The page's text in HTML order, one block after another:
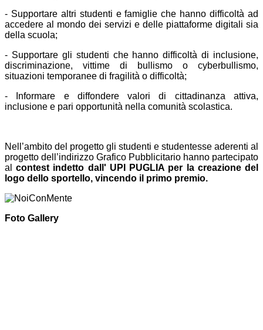
- Supportare altri studenti e famiglie che hanno difficoltà ad
accedere al mondo dei servizi e delle piattaforme digitali sia
della scuola;
- Supportare gli studenti che hanno difficoltà di inclusione,
discriminazione, vittime di bullismo o cyberbullismo,
situazioni temporanee di fragilità o difficoltà;
- Informare e diffondere valori di cittadinanza attiva,
inclusione e pari opportunità nella comunità scolastica.
Nell’ambito del progetto gli studenti e studentesse aderenti al
progetto dell’indirizzo Grafico Pubblicitario hanno partecipato
alcontest indetto dall' UPI PUGLIA per la creazione del
logo dello sportello, vincendo il primo premio.
Foto Gallery